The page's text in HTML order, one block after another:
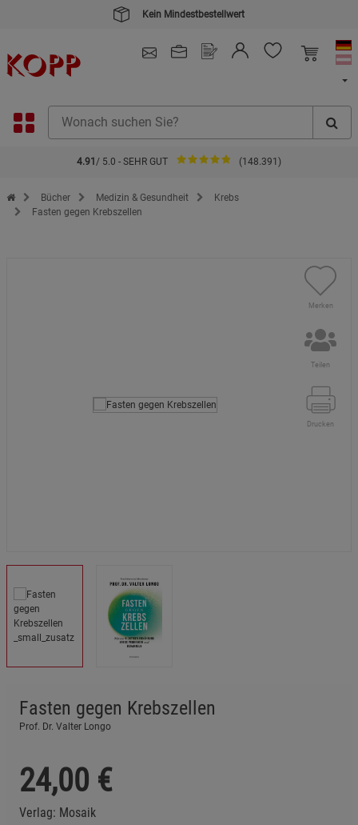
Kein Mindestbestellwert
4.91 / 5.0 - SEHR GUT (148.391)
Zur Startseite des Kopp Verlag Online-Shop
Bücher Medizin & Gesundheit
Krebs
Fasten gegen Krebszellen
Merken
Teilen
Drucken
Fasten gegen Krebszellen
Prof. Dr. Valter Longo
24,00 €
Verlag: Mosaik